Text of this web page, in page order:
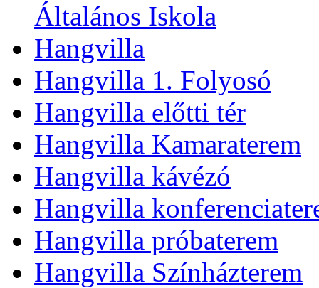
Általános Iskola
Hangvilla
Hangvilla 1. Folyosó
Hangvilla előtti tér
Hangvilla Kamaraterem
Hangvilla kávézó
Hangvilla
Hangvilla próbaterem
Hangvilla Színházterem